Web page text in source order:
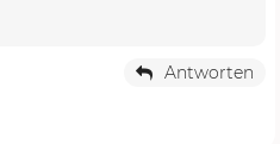
Antworten